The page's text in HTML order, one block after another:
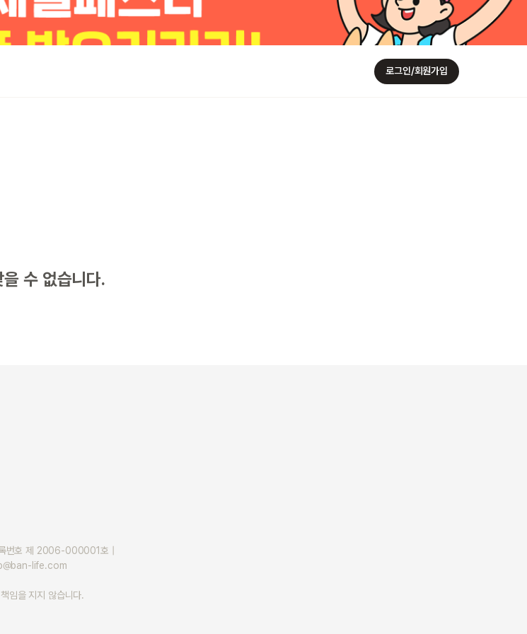
로그인/회원가입
수 없습니다.
번호 제 2006-000001호 |
life.com
임을 지지 않습니다.